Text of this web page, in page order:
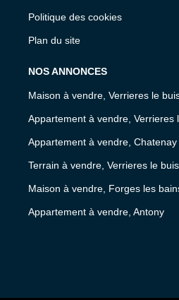
Politique des cookies
Plan du site
NOS ANNONCES
Maison à vendre, Verrieres le
Appartement à vendre, Verrieres
Appartement à vendre,
Terrain à vendre, Verrieres le
Maison à vendre, Forges les
Appartement à vendre, Antony